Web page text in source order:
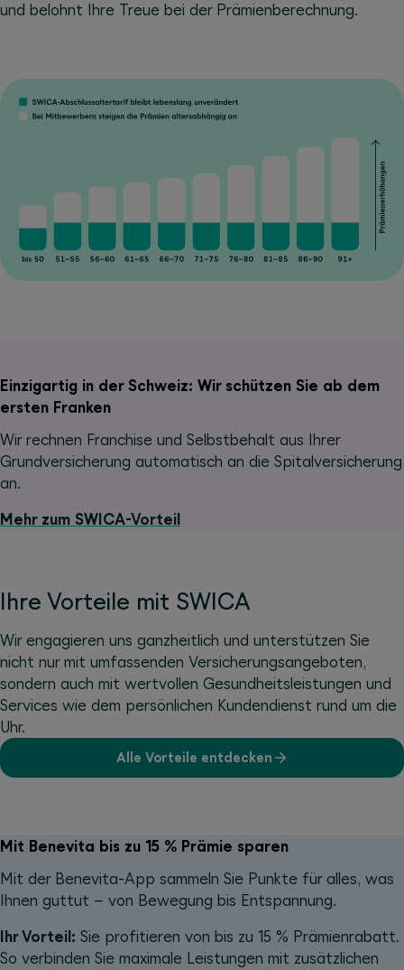
und belohnt Ihre Treue bei der Prämienberechnung.
Einzigartig in der Schweiz: Wir schützen Sie ab dem
ersten Franken
Wir rechnen Franchise und Selbstbehalt aus Ihrer
Grundversicherung automatisch an die Spitalversicherung
an.
Mehr zum SWICA-Vorteil
Ihre Vorteile mit SWICA
Wir engagieren uns ganzheitlich und unterstützen Sie
nicht nur mit umfassenden Versicherungsangeboten,
sondern auch mit wertvollen Gesundheitsleistungen und
Services wie dem persönlichen Kundendienst rund um die
Uhr.
Alle Vorteile entdecken
Mit Benevita bis zu 15 % Prämie sparen
Mit der Benevita-App sammeln Sie Punkte für alles, was
Ihnen guttut – von Bewegung bis Entspannung.
Ihr Vorteil: Sie profitieren von bis zu 15 % Prämienrabatt.
So verbinden Sie maximale Leistungen mit zusätzlichen